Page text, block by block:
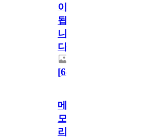
이
됩
니
다.
[64
메
모
리